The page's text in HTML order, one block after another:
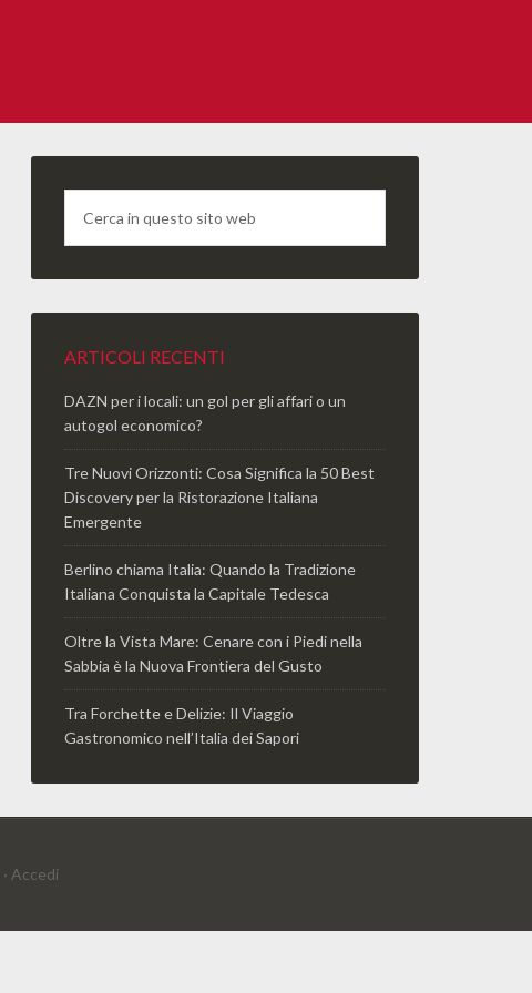
ARTICOLI RECENTI
DAZN per i locali: un gol per gli affari o un
autogol economico?
Tre Nuovi Orizzonti: Cosa Significa la 50 Best
Discovery per la Ristorazione Italiana
Emergente
Berlino chiama Italia: Quando la Tradizione
Italiana Conquista la Capitale Tedesca
Oltre la Vista Mare: Cenare con i Piedi nella
Sabbia è la Nuova Frontiera del Gusto
Tra Forchette e Delizie: Il Viaggio
Gastronomico nell’Italia dei Sapori
· Accedi